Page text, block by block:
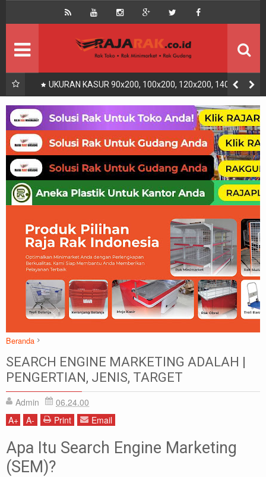
UKURAN KASUR 90x200, 100x200, 120x200, 140x200,
160x200, 180x200 | FUNGSI, MANFAAT DAN KEGUNAAN
Beranda
Artikel
Marketing
SEARCH ENGINE MARKETING ADALAH | PENGERTIAN, JENIS,
TARGET
SEARCH ENGINE MARKETING ADALAH |
PENGERTIAN, JENIS, TARGET
Admin
06.24.00
A+ A- Print Email
Apa Itu Search Engine Marketing
(SEM)?
Beranda
Kontak About Us
Rak Gudang Rak besi/Rak pallet
Rak Minimarket Supermarket
Produk Lain Peralatan Toko Dll
Artikel Retail & Logistik